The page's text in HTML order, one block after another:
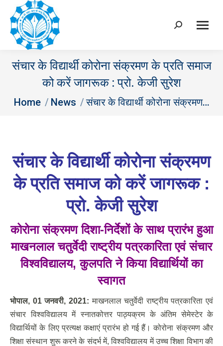
Search:
संचार के विद्यार्थी कोरोना संक्रमण के प्रति समाज
को करें जागरूक : प्रो. केजी सुरेश
You are here:
Home News संचार के विद्यार्थी कोरोना संक्रमण…
संचार के विद्यार्थी कोरोना संक्रमण
के प्रति समाज को करें जागरूक :
प्रो. केजी सुरेश
कोरोना संक्रमण दिशा-निर्देशों के साथ प्रारंभ हुआ
माखनलाल चतुर्वेदी राष्ट्रीय पत्रकारिता एवं संचार
विश्वविद्यालय, कुलपति ने किया विद्यार्थियों का
स्वागत
भोपाल, 01जनवरी, 2021: माखनलाल चतुर्वेदी राष्ट्रीय पत्रकारिता एवं
संचार विश्वविद्यालय में स्नातकोत्तर पाठ्यक्रम के अंतिम सेमेस्टेर के
विद्यार्थियों के लिए प्रत्यक्ष कक्षाएं प्रारंभ हो गई हैं। कोरोना संक्रमण और
शिक्षा संस्थान शुरू करने के संदर्भ में, विश्वविद्यालय में उच्च शिक्षा विभाग की